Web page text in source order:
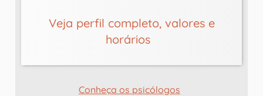
Veja perfil completo, valores e
horários
Conheça os psicólogos